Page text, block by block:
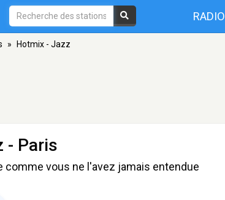
RADIO
» Hotmix - Jazz
- Paris
comme vous ne l'avez jamais entendue